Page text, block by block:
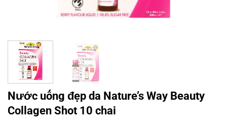
Nước uống đẹp da Nature’s Way Beauty
Collagen Shot 10 chai